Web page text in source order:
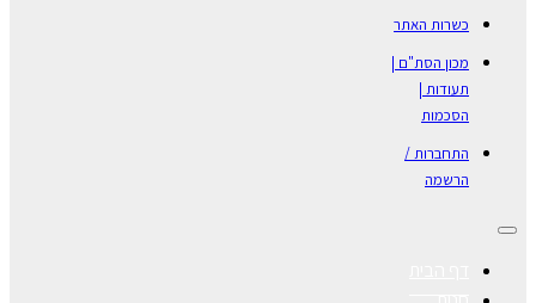
כשרות האתר
מכון הסת"ם |
תעודות |
הסכמות
התחברות /
הרשמה